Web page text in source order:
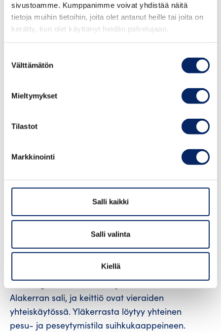
sivustoamme. Kumppanimme voivat yhdistää näitä
tietoja muihin tietoihin, joita olet antanut heille tai joita on
kerätty, kun olet käyttänyt heidän palvelujaan.
valinta
Välttämätön
Mieltymykset
Tilastot
Markkinointi
Salli kaikki
Salli valinta
Kiellä
Villa Högbo
Villa Högbo tarjoaa kodinomaista majoitusta ja
stressitöntä liikkumista oman aikataulun
vuorokaudessa.
saaristossa, rengastien varrella, Norrbyn
Wilhelminan (rak. 1797 – 1800) harmaakivikirkon
Villa Högbo on vuonna 1933 alkujaan Iniön
kunnantaloksi rakennettu mansardikattoinen
omatoimiseen matkailuun ja yritysten
Villa Högbossa on 5 wc:tä ja kolme keittiötä.
Alakerran sali, ja keittiö ovat vieraiden
yhteiskäytössä. Yläkerrasta löytyy yhteinen
pesu- ja peseytymistila suihkukaappeineen.